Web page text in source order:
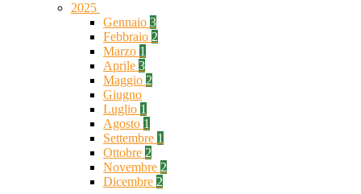
2025
Gennaio 3
Febbraio 2
Marzo 1
Aprile 3
Maggio 2
Giugno
Luglio 1
Agosto 1
Settembre 1
Ottobre 2
Novembre 2
Dicembre 2